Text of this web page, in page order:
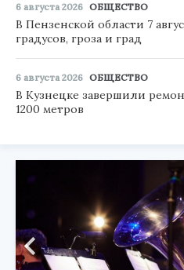
6 августа 2026 ОБЩЕСТВО
В Пензенской области 7
градусов, гроза и град
6 августа 2026 ОБЩЕСТВО
В Кузнецке завершили
1200 метров